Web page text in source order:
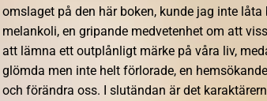
omslaget på den här boken, kunde jag inte
melankoli, en gripande medvetenhet om att
att lämna ett outplånligt märke på våra liv,
glömda men inte helt förlorade, en
och förändra oss. I slutändan är det